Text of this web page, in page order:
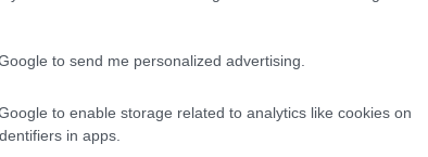
to send me personalized advertising.
to enable storage related to analytics like cookies on
in apps.Helyi hírek